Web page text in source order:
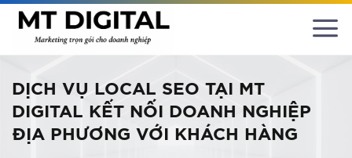
Chuyển
đến
DỊCH VỤ LOCAL SEO TẠI MT
DIGITAL KẾT NỐI DOANH NGHIỆP
ĐỊA PHƯƠNG VỚI KHÁCH HÀNG